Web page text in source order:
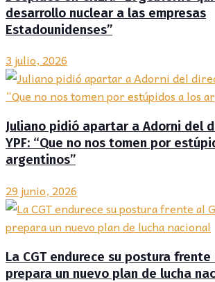
desarrollo nuclear a las empresas
Estadounidenses”
3 julio, 2026
Juliano pidió apartar a Adorni del
YPF: “Que no nos tomen por
argentinos”
29 junio, 2026
La CGT endurece su postura
prepara un nuevo plan de lucha